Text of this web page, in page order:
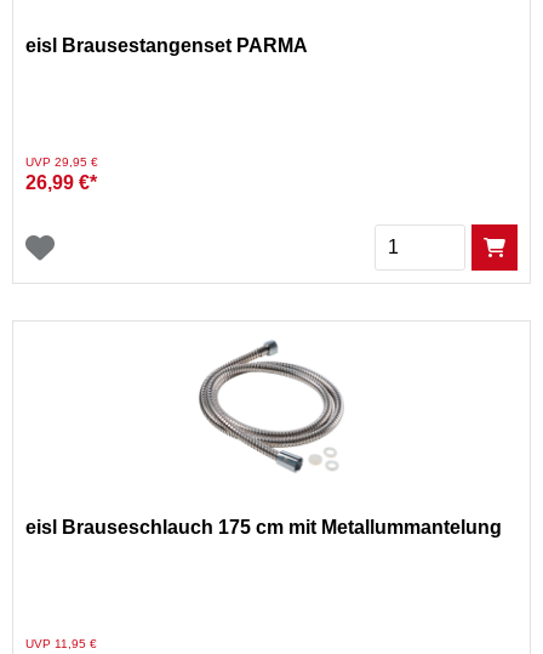
eisl Brausestangenset PARMA
Preis reduziert von
UVP 29,95 €auf
26,99 €*
Menge
eisl Brauseschlauch 175 cm mit Metallummantelung
Preis reduziert von
UVP 11,95 €auf